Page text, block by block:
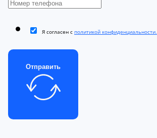
Я согласен с политикой конфиденциальности.
Отправить